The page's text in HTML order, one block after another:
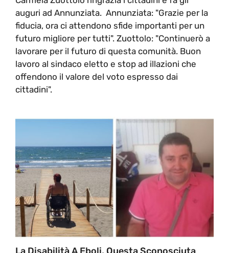
auguri ad Annunziata. Annunziata: "Grazie per la
fiducia, ora ci attendono sfide importanti per un
futuro migliore per tutti". Zuottolo: "Continuerò a
lavorare per il futuro di questa comunità. Buon
lavoro al sindaco eletto e stop ad illazioni che
offendono il valore del voto espresso dai
cittadini".